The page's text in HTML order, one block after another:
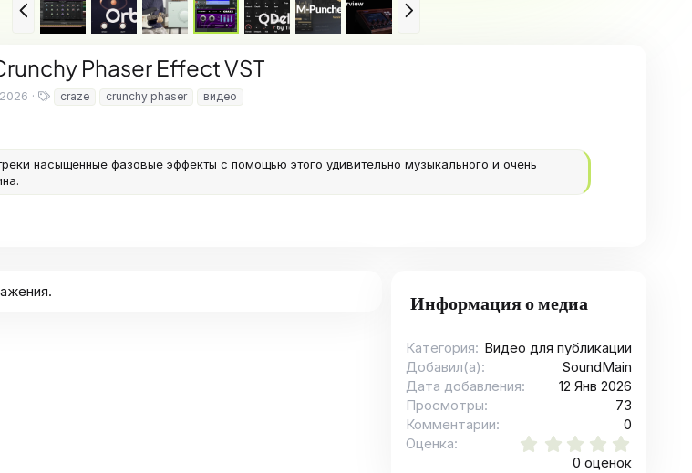
а
д
п
Phaser Effect VST
craze crunchy phaser видео
насыщенные фазовые эффекты с помощью этого удивительно музыкального и очень
Информация о медиа
Категория
Видео для публикации
Добавил(а)
SoundMain
Дата добавления
12 Янв 2026
Просмотры
73
Комментарии
0
Оценка
.
0 оценок